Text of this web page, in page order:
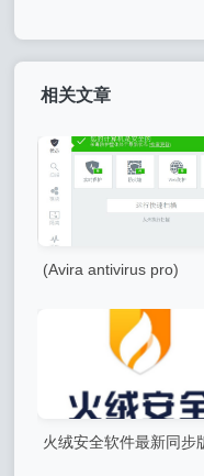
相关文章
(Avira antivirus pro)
专业版中文版
火绒安全软件最新同步